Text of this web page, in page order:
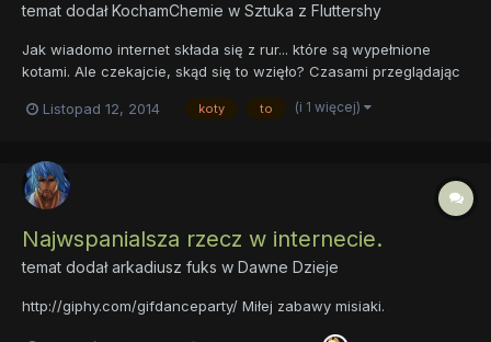
temat dodałKochamChemie w Sztuka z Fluttershy
Jak wiadomo internet składa się z rur... które są wypełnione
kotami. Ale czekajcie, skąd się to wzięło? Czasami przeglądając
popularne niż "wrzucanie selfie na Fejsie", jakim cudem stało się
Listopad 12, 2014 koty to (i 1 więcej)
Najwspanialsza rzecz w internecie.
temat dodałarkadiusz fuks w Dawne Dzieje
http://giphy.com/gifdanceparty/ Miłej zabawy misiaki.